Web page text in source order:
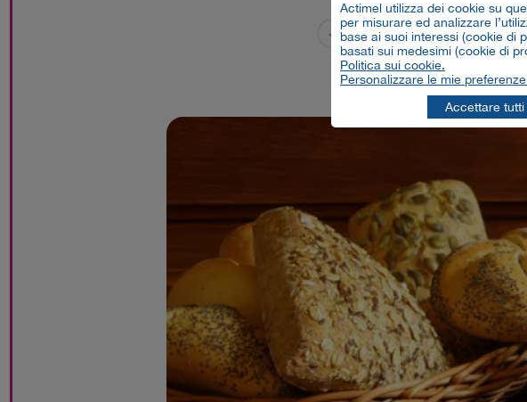
4 Tempo di lettura
Actimel utilizza dei cookie su
per misurare ed analizzare
base ai suoi interessi (cookie di
basati sui medesimi (cookie di
Politica sui cookie.
Personalizzare le mie
Accettare tutti